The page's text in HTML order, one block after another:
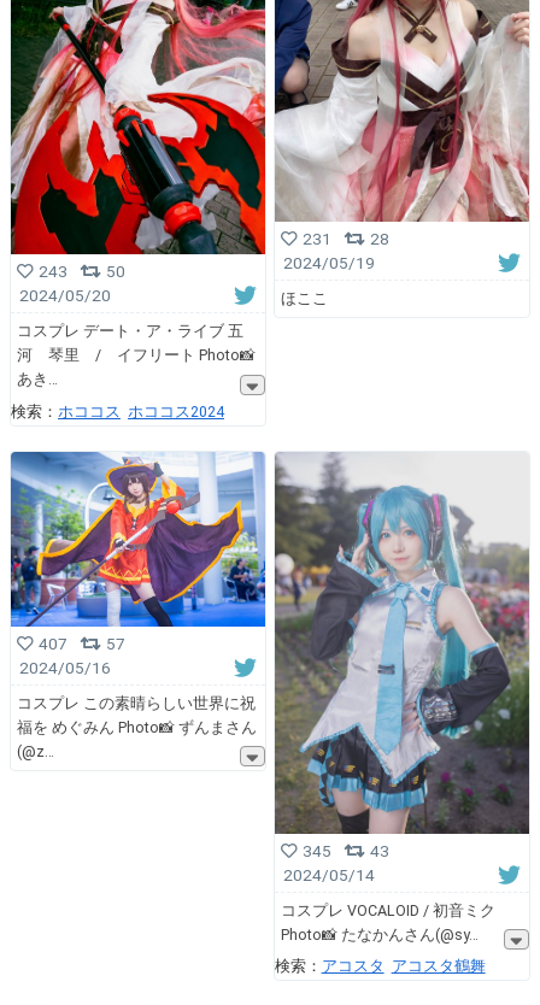
243
50
2024/05/20
コスプレ デート・ア・ライブ 五
河 琴里 / イフリート Photo📸
あき
検索： ホココス ホココス2024
231
28
2024/05/19
ほここ
407
57
2024/05/16
コスプレ この素晴らしい世界に祝
福を めぐみん Photo📸 ずんまさん
(@z
345
43
2024/05/14
コスプレ VOCALOID / 初音ミク
Photo📸 たなかんさん(@sy
検索： アコスタ アコスタ鶴舞